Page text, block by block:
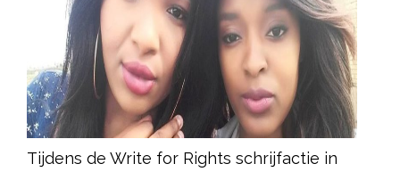
Tijdens de Write for Rights schrijfactie in